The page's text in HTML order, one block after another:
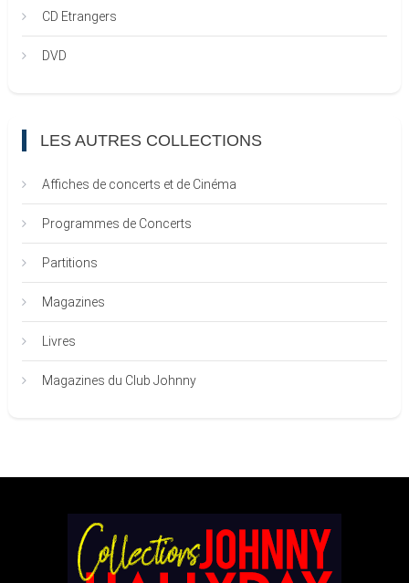
CD Etrangers
DVD
LES AUTRES COLLECTIONS
Affiches de concerts et de Cinéma
Programmes de Concerts
Partitions
Magazines
Livres
Magazines du Club Johnny